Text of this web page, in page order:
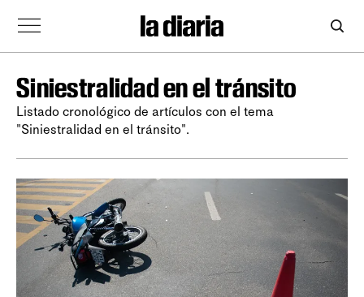
Siniestralidad en el tránsito
Listado cronológico de artículos con el tema
"Siniestralidad en el tránsito".